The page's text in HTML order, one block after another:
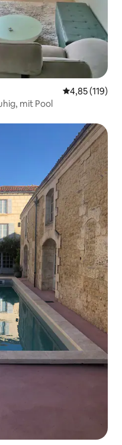
4,85 (119)
mit Pool